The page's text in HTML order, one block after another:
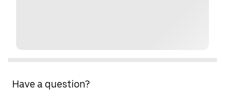
Have a question?